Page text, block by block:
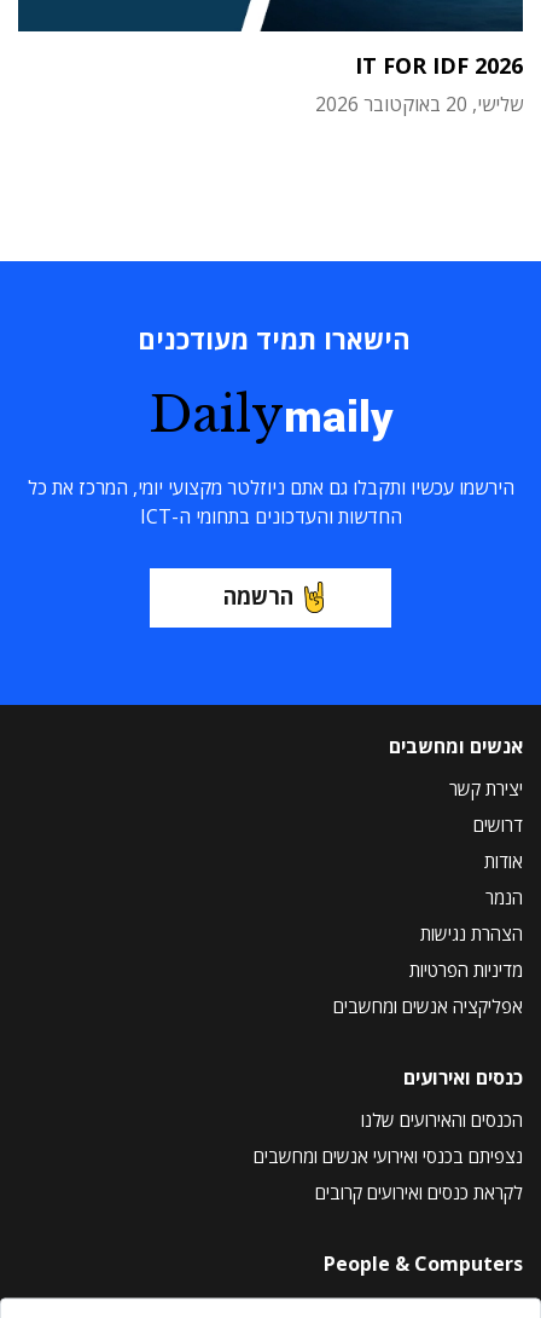
IT FOR IDF 2026
שלישי, 20 באוקטובר 2026
הישארו תמיד מעודכנים
Dailymaily
הירשמו עכשיו ותקבלו גם אתם ניוזלטר מקצועי יומי, המרכז את כל
החדשות והעדכונים בתחומי ה-ICT
הרשמה
אנשים ומחשבים
יצירת קשר
דרושים
אודות
הנמר
הצהרת נגישות
מדיניות הפרטיות
אפליקציה אנשים ומחשבים
כנסים ואירועים
הכנסים והאירועים שלנו
נצפיתם בכנסי ואירועי אנשים ומחשבים
לקראת כנסים ואירועים קרובים
People & Computers
About Us